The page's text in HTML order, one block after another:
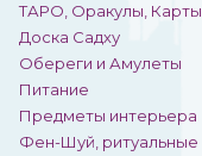
ТАРО, Оракулы, Карты
Доска Садху
Обереги и Амулеты
Питание
Предметы интерьера
Фен-Шуй, ритуальные